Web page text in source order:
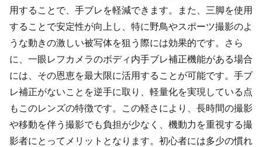
用することで、手ブレを軽減できます。また、三脚を使用
することで安定性が向上し、特に野鳥やスポーツ撮影のよ
うな動きの激しい被写体を狙う際には効果的です。さら
に、一眼レフカメラのボディ内手ブレ補正機能がある場合
には、その恩恵を最大限に活用することが可能です。手ブ
レ補正がないことを逆手に取り、軽量化を実現している点
もこのレンズの特徴です。この軽さにより、長時間の撮影
や移動を伴う撮影でも負担が少なく、機動力を重視する撮
影者にとってメリットとなります。初心者には多少の慣れ